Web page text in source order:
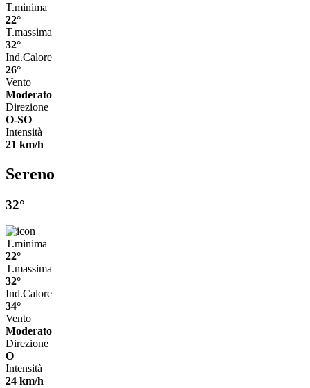
T.minima
22°
T.massima
32°
Ind.Calore
26°
Vento
Moderato
Direzione
O-SO
Intensità
21 km/h
Sereno
32°
T.minima
22°
T.massima
32°
Ind.Calore
34°
Vento
Moderato
Direzione
O
Intensità
24 km/h